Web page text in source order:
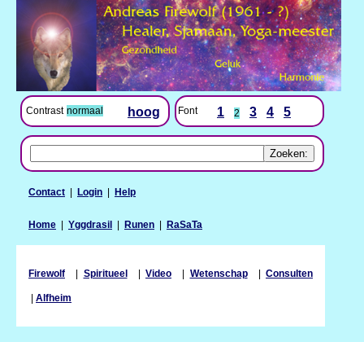
Contrast normaal hoog Font 1 2 3 4 5
Contact | Login | Help
Home | Yggdrasil | Runen | RaSaTa
Firewolf | Spiritueel| Video | Wetenschap| Consulten
| Alfheim